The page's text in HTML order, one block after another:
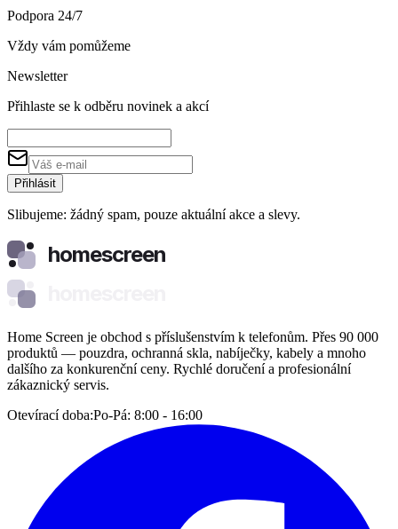
Podpora 24/7
Vždy vám pomůžeme
Newsletter
Přihlaste se k odběru novinek a akcí
Přihlásit
Slibujeme: žádný spam, pouze aktuální akce a slevy.
homescreen
Home Screen je obchod s příslušenstvím k telefonům. Přes 90 000
produktů — pouzdra, ochranná skla, nabíječky, kabely a mnoho
dalšího za konkurenční ceny. Rychlé doručení a profesionální
zákaznický servis.
Otevírací doba:Po-Pá: 8:00 - 16:00